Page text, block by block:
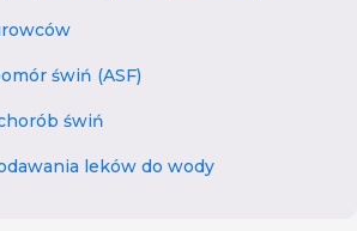
świń (ASF)
świń
leków do wody